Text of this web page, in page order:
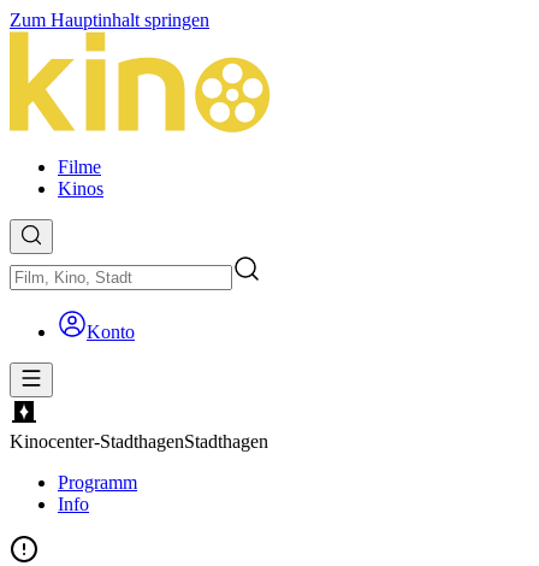
Zum Hauptinhalt springen
Filme
Kinos
Konto
Kinocenter-StadthagenStadthagen
Programm
Info